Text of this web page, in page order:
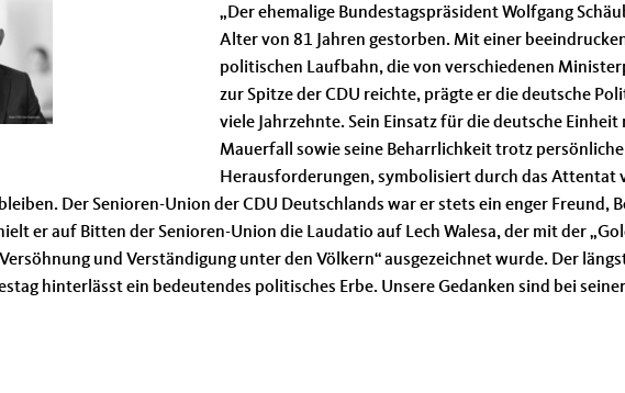
Der ehemalige Bundestagspräsident Wolfgang
Alter von 81 Jahren gestorben. Mit einer
politischen Laufbahn, die von verschiedenen
zur Spitze der CDU reichte, prägte er die deutsche
viele Jahrzehnte. Sein Einsatz für die deutsche Einheit
Mauerfall sowie seine Beharrlichkeit trotz
Herausforderungen, symbolisiert durch das Attentat
Der Senioren-Union der CDU Deutschlands war er stets ein enger Freund,
er auf Bitten der Senioren-Union die Laudatio auf Lech Walesa, der mit der
und Verständigung unter den Völkern“ ausgezeichnet wurde. Der
hinterlässt ein bedeutendes politisches Erbe. Unsere Gedanken sind bei